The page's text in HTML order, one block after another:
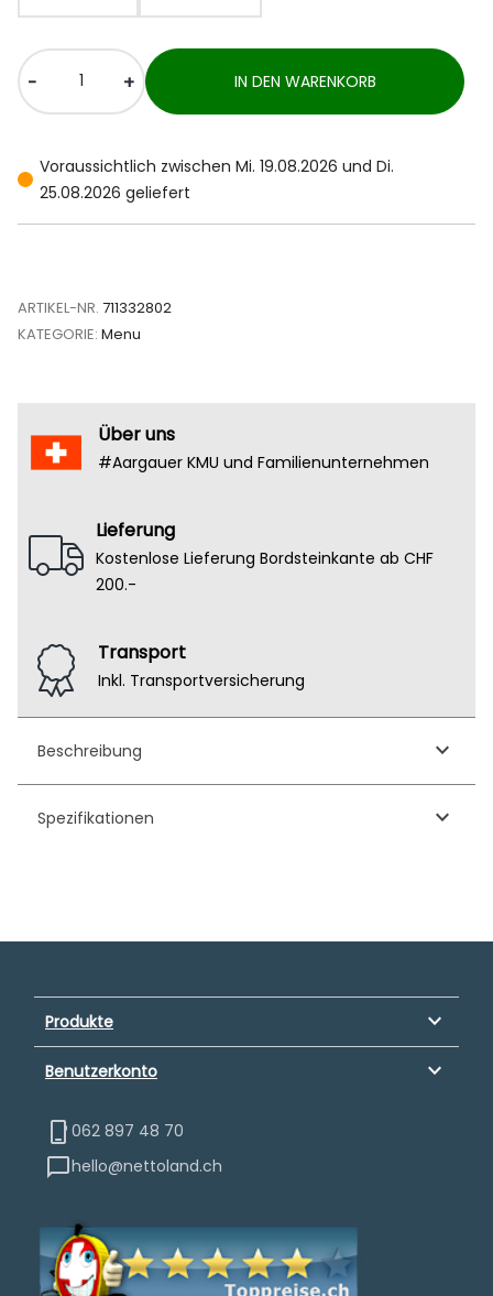
- + IN DEN WARENKORB
Voraussichtlich zwischen Mi. 19.08.2026 und Di.
25.08.2026 geliefert
ARTIKEL-NR. 711332802
KATEGORIE: Menu
Über uns
#Aargauer KMU und Familienunternehmen
Lieferung
Kostenlose Lieferung Bordsteinkante ab CHF
200.-
Transport
Inkl. Transportversicherung
Beschreibung keyboard_arrow_down
Spezifikationen keyboard_arrow_down
Produkte keyboard_arrow_down
Benutzerkonto keyboard_arrow_down
062 897 48 70
hello@nettoland.ch